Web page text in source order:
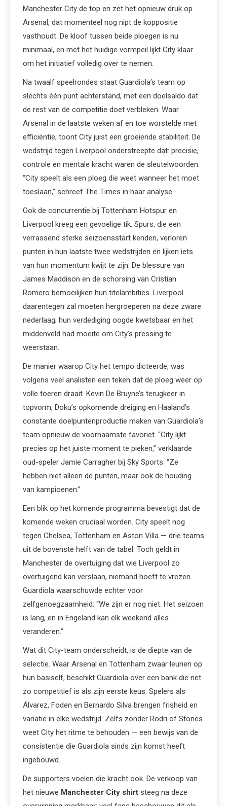
Manchester City de top en zet het opnieuw druk op
Arsenal, dat momenteel nog nipt de koppositie
vasthoudt. De kloof tussen beide ploegen is nu
minimaal, en met het huidige vormpeil lijkt City klaar
om het initiatief volledig over te nemen.
Na twaalf speelrondes staat Guardiola’s team op
slechts één punt achterstand, met een doelsaldo dat
de rest van de competitie doet verbleken. Waar
Arsenal in de laatste weken af en toe worstelde met
efficiëntie, toont City juist een groeiende stabiliteit. De
wedstrijd tegen Liverpool onderstreepte dat: precisie,
controle en mentale kracht waren de sleutelwoorden.
“City speelt als een ploeg die weet wanneer het moet
toeslaan,” schreef The Times in haar analyse.
Ook de concurrentie bij Tottenham Hotspur en
Liverpool kreeg een gevoelige tik. Spurs, die een
verrassend sterke seizoensstart kenden, verloren
punten in hun laatste twee wedstrijden en lijken iets
van hun momentum kwijt te zijn. De blessure van
James Maddison en de schorsing van Cristian
Romero bemoeilijken hun titelambities. Liverpool
daarentegen zal moeten hergroeperen na deze zware
nederlaag; hun verdediging oogde kwetsbaar en het
middenveld had moeite om City’s pressing te
weerstaan.
De manier waarop City het tempo dicteerde, was
volgens veel analisten een teken dat de ploeg weer op
volle toeren draait. Kevin De Bruyne’s terugkeer in
topvorm, Doku’s opkomende dreiging en Haaland’s
constante doelpuntenproductie maken van Guardiola’s
team opnieuw de voornaamste favoriet. “City lijkt
precies op het juiste moment te pieken,” verklaarde
oud-speler Jamie Carragher bij Sky Sports. “Ze
hebben niet alleen de punten, maar ook de houding
van kampioenen.”
Een blik op het komende programma bevestigt dat de
komende weken cruciaal worden. City speelt nog
tegen Chelsea, Tottenham en Aston Villa — drie teams
uit de bovenste helft van de tabel. Toch geldt in
Manchester de overtuiging dat wie Liverpool zo
overtuigend kan verslaan, niemand hoeft te vrezen.
Guardiola waarschuwde echter voor
zelfgenoegzaamheid: “We zijn er nog niet. Het seizoen
is lang, en in Engeland kan elk weekend alles
veranderen.”
Wat dit City-team onderscheidt, is de diepte van de
selectie. Waar Arsenal en Tottenham zwaar leunen op
hun basiself, beschikt Guardiola over een bank die net
zo competitief is als zijn eerste keus. Spelers als
Álvarez, Foden en Bernardo Silva brengen frisheid en
variatie in elke wedstrijd. Zelfs zonder Rodri of Stones
weet City het ritme te behouden — een bewijs van de
consistentie die Guardiola sinds zijn komst heeft
ingebouwd.
De supporters voelen die kracht ook. De verkoop van
het nieuwe Manchester City shirt steeg na deze